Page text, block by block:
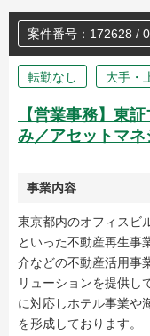
案件番号：172628 /
転勤なし 大手・
【営業事務】東
み／アセットマ
事業内容
東京都内のオフィスビ
といった不動産再生事
介などの不動産活用事
リューションを提供し
に対応しホテル事業や
を形成しております。